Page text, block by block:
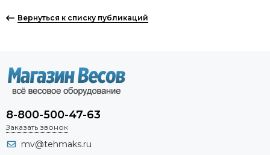
Вернуться к списку публикаций
8-800-500-47-63
Заказать звонок
mv@tehmaks.ru